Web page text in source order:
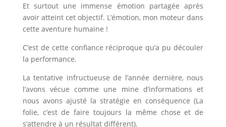
Et surtout une immense émotion partagée après
avoir atteint cet objectif. L’émotion, mon moteur dans
cette aventure humaine !
C’est de cette confiance réciproque qu’a pu découler
la performance.
La tentative infructueuse de l’année dernière, nous
l’avons vécue comme une mine d’informations et
nous avons ajusté la stratégie en conséquence (La
folie, c’est de faire toujours la même chose et de
s’attendre à un résultat différent).